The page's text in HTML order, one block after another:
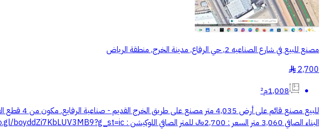
مصنع للبيع في شارع الصناعيه 2, حي الرفاع, مدينة الخرج, منطقة الرياض
2,700
§
1,008م²
البناء الصافي 3,060 متر السعر : 2,700﷼ للمتر الصافي اللوكيشن : https://maps.app.goo.gl/boyddZi7KbLUV3MB9?g_st=ic للتواصل : أبوعبد المحسن : ((الرقم يظهر عند الضغط على اتصال))